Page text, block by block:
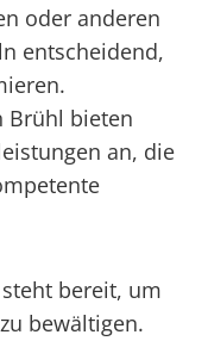
oder anderen
entscheidend,
Brühl bieten
an, die
bereit, um
bewältigen.